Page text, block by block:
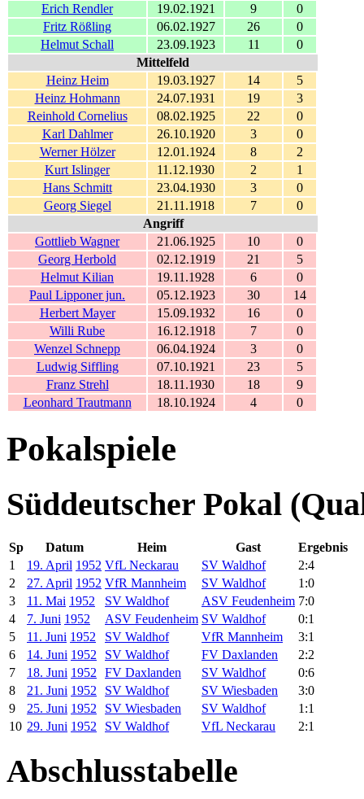
Erich Rendler
19.02.1921 9
0
Fritz Rößling
06.02.1927 26
0
Helmut Schall
23.09.1923 11
0
Mittelfeld
Heinz Heim
19.03.1927 14
5
Heinz Hohmann
24.07.1931 19
3
Reinhold Cornelius
08.02.1925 22
0
Karl Dahlmer
26.10.1920 3
0
Werner Hölzer
12.01.1924 8
2
Kurt Islinger
11.12.1930 2
1
Hans Schmitt
23.04.1930 3
0
Georg Siegel
21.11.1918 7
0
Angriff
Gottlieb Wagner
21.06.1925 10
0
Georg Herbold
02.12.1919 21
5
Helmut Kilian
19.11.1928 6
0
Paul Lipponer jun.
05.12.1923 30
14
Herbert Mayer
15.09.1932 16
0
Willi Rube
16.12.1918 7
0
Wenzel Schnepp
06.04.1924 3
0
Ludwig Siffling
07.10.1921 23
5
Franz Strehl
18.11.1930 18
9
Leonhard Trautmann
18.10.1924 4 0
Pokalspiele
Süddeutscher Pokal
Sp Datum Heim Gast
Ergebnis
1
19. April 1952 VfL Neckarau SV Waldhof
2:4
2
27. April 1952 VfR Mannheim SV Waldhof
1:0
3
11. Mai 1952 SV Waldhof ASV Feudenheim 7:0
4
7. Juni 1952 ASV Feudenheim SV Waldhof
0:1
5
11. Juni 1952 SV Waldhof VfR Mannheim
3:1
6
14. Juni 1952 SV Waldhof FV Daxlanden
2:2
7
18. Juni 1952 FV Daxlanden SV Waldhof
0:6
8
21. Juni 1952 SV Waldhof SV Wiesbaden
3:0
9
25. Juni 1952 SV Wiesbaden SV Waldhof
1:1
10 29. Juni 1952 SV Waldhof VfL Neckarau 2:1
Abschlusstabelle